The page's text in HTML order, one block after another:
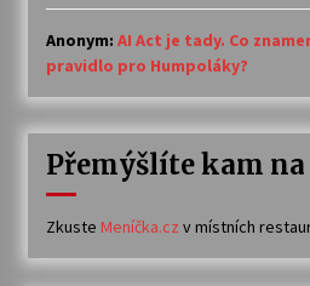
Anonym: AI Act je tady. Co
pravidlo pro Humpoláky?
Přemýšlíte kam na
Zkuste Meníčka.cz v místních